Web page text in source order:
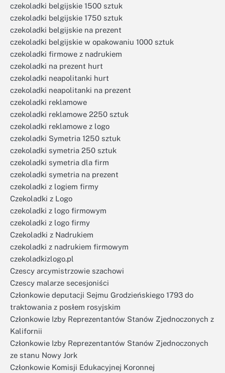
czekoladki belgijskie 1500 sztuk
czekoladki belgijskie 1750 sztuk
czekoladki belgijskie na prezent
czekoladki belgijskie w opakowaniu 1000 sztuk
czekoladki firmowe z nadrukiem
czekoladki na prezent hurt
czekoladki neapolitanki hurt
czekoladki neapolitanki na prezent
czekoladki reklamowe
czekoladki reklamowe 2250 sztuk
czekoladki reklamowe z logo
czekoladki Symetria 1250 sztuk
czekoladki symetria 250 sztuk
czekoladki symetria dla firm
czekoladki symetria na prezent
czekoladki z logiem firmy
Czekoladki z Logo
czekoladki z logo firmowym
czekoladki z logo firmy
Czekoladki z Nadrukiem
czekoladki z nadrukiem firmowym
czekoladkizlogo.pl
Czescy arcymistrzowie szachowi
Czescy malarze secesjoniści
Członkowie deputacji Sejmu Grodzieńskiego 1793 do
traktowania z posłem rosyjskim
Członkowie Izby Reprezentantów Stanów Zjednoczonych z
Kalifornii
Członkowie Izby Reprezentantów Stanów Zjednoczonych
ze stanu Nowy Jork
Członkowie Komisji Edukacyjnej Koronnej